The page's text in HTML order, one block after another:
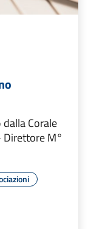
Corale
Direttore M°